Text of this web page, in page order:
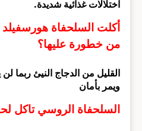
اختلالات غذائية شديدة.
أكلت السلحفاة هورسفيلد
من خطورة عليها؟
القليل من الدجاج النيئ ربما
ويمر بأمان
السلحفاة الروسي تاكل